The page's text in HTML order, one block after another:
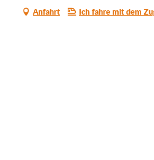
Anfahrt Ich fahre mit dem